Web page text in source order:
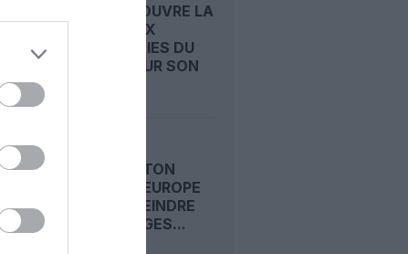
CONDOR OUVRE LA
PORTE AUX
COMPAGNIES DU
GOLFE POUR SON
WASHINGTON
PRESSE L’EUROPE
DE RESTREINDRE
LES VOYAGES...